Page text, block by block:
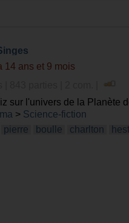
14 ans et 9 mois
sur l'univers de la Planète
> Science-fiction
pierre boulle charlton